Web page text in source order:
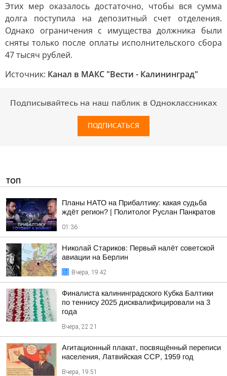
Этих мер оказалось достаточно, чтобы вся сумма
долга поступила на депозитный счет отделения.
Однако ограничения с имущества должника были
сняты только после оплаты исполнительского сбора
47 тысяч рублей.
Источник: Канал в МАКС "Вести - Калининград"
Подписывайтесь на наш паблик в Одноклассниках
ПОДПИСАТЬСЯ
ТОП
Планы НАТО на Прибалтику: какая судьба
ждёт регион? | Политолог Руслан Панкратов
01:36
Николай Стариков: Первый налёт советской
авиации на Берлин
Вчера, 19:42
Финалиста калининградского Кубка Балтики
по теннису 2025 дисквалифицировали на 3
года
Вчера, 22:21
Агитационный плакат, посвящённый переписи
населения, Латвийская ССР, 1959 год
Вчера, 19:51